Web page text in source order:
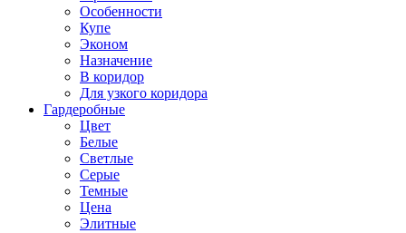
Особенности
Купе
Эконом
Назначение
В коридор
Для узкого коридора
Гардеробные
Цвет
Белые
Светлые
Серые
Темные
Цена
Элитные